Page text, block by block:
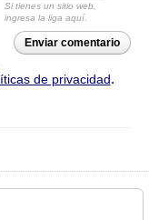
Si tienes un sitio web,
ingresa la liga aquí.
Enviar comentario
de privacidad.